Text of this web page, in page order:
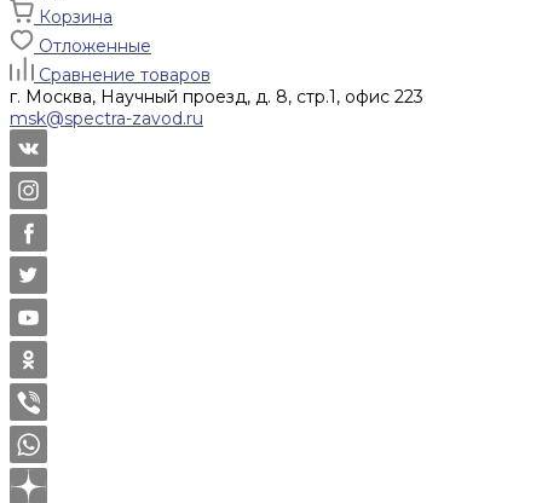
Корзина
Отложенные
Сравнение товаров
г. Москва, Научный проезд, д. 8, стр.1, офис 223
msk@spectra-zavod.ru